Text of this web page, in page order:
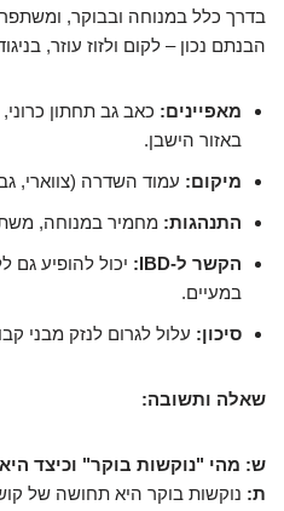
בדרך כלל במנוחה ובבוקר, ומשתפר
הבנתם נכון – לקום ולזוז עוזר,
מאפיינים: כאב גב תחתון
באזור הישבן.
מיקום: עמוד השדרה (צווארי,
התנהגות: מחמיר במנוחה,
הקשר ל-IBD:
יכול להופיע
במעיים.
סיכון: עלול לגרום לנזק מבני
שאלה ותשובה:
ש: מהי "נוקשות בוקר" וכיצד
ת: נוקשות בוקר היא תחושה של